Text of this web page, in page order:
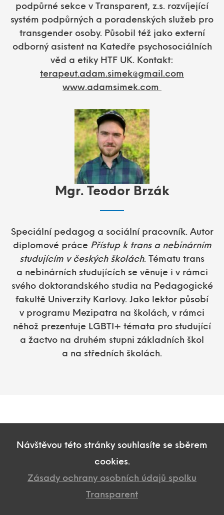
podpůrné sekce v Transparent, z.s. rozvíjející
systém podpůrných a poradenských služeb pro
transgender osoby. Působil též jako externí
odborný asistent na Katedře psychosociálních
věd a etiky HTF UK. Kontakt:
terapeut.adam.simek@gmail.com
www.adamsimek.com
Mgr. Teodor Brzák
Speciální pedagog a sociální pracovník. Autor
diplomové práce Přístup k trans a nebinárním
studujícím v českých školách. Tématu trans
a nebinárních studujících se věnuje i v rámci
svého doktorandského studia na Pedagogické
fakultě Univerzity Karlovy. Jako lektor působí
v programu Mezipatra na školách, v rámci
něhož prezentuje LGBTI+ témata pro studující
a žactvo na druhém stupni základních škol
a na středních školách.
Návštěvou této stránky souhlasíte se sběrem
cookies.
Zásady ochrany osobních údajů spolku
Transparent